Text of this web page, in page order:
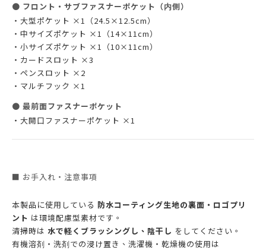
● フロント・サブファスナーポケット（内側）
・大型ポケット ×1（24.5×12.5cm）
・中サイズポケット ×1（14×11cm）
・小サイズポケット ×1（10×11cm）
・カードスロット ×3
・ペンスロット ×2
・マルチフック ×1
● 最前面ファスナーポケット
・大開口ファスナーポケット ×1
■ お手入れ・注意事項
本製品に使用している 防水コーティング生地の裏面・ロゴプリ
ント は環境配慮型素材です。
清掃時は 水で軽くブラッシングし、陰干し をしてください。
有機溶剤・洗剤での浸け置き、洗濯機・乾燥機の使用は